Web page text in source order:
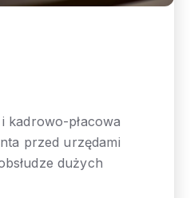
kadrowo-płacowa
przed urzędami
dużych